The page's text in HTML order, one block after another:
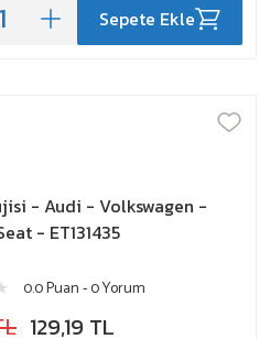
Sepete Ekle
- Audi - Volkswagen -
- ET131435
0.0 Puan - 0 Yorum
129,19 TL